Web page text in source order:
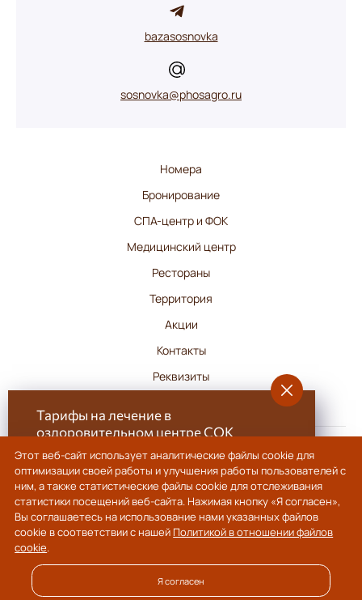
bazasosnovka
sosnovka@phosagro.ru
Номера
Бронирование
СПА-центр и ФОК
Медицинский центр
Рестораны
Территория
Акции
Контакты
Реквизиты
Санаторно-оздоровительный комплекс «Сосновка» — Череповец,
Вологодская область — официальный сайт
Мы предлагаем размещение в комфортабельных номерах различных категорий,
оснащенных современными удобствами, услуги медицинского центра и СПА-
центра с бассейном, а также питание в ресторанном комплексе.
Политика в отношении обработки персональных данных· Политика в отношении
Тарифы на лечение в
оздоровительном центре СОК
«Сосновка»
В нашем Санаторно-оздоровительном
комплексе «Сосновка» вы можете выбрать один
из двух тарифов в зависимости от желаемой
продолжительности отдыха и целей
оздоровления.
Подробности
Этот веб-сайт использует аналитические файлы cookie для
оптимизации своей работы и улучшения работы пользователей с
ним, а также статистические файлы cookie для отслеживания
статистики посещений веб-сайта. Нажимая кнопку «Я согласен»,
Вы соглашаетесь на использование нами указанных файлов
cookie в соответствии с нашей Политикой в отношении файлов
cookie.
Я согласен